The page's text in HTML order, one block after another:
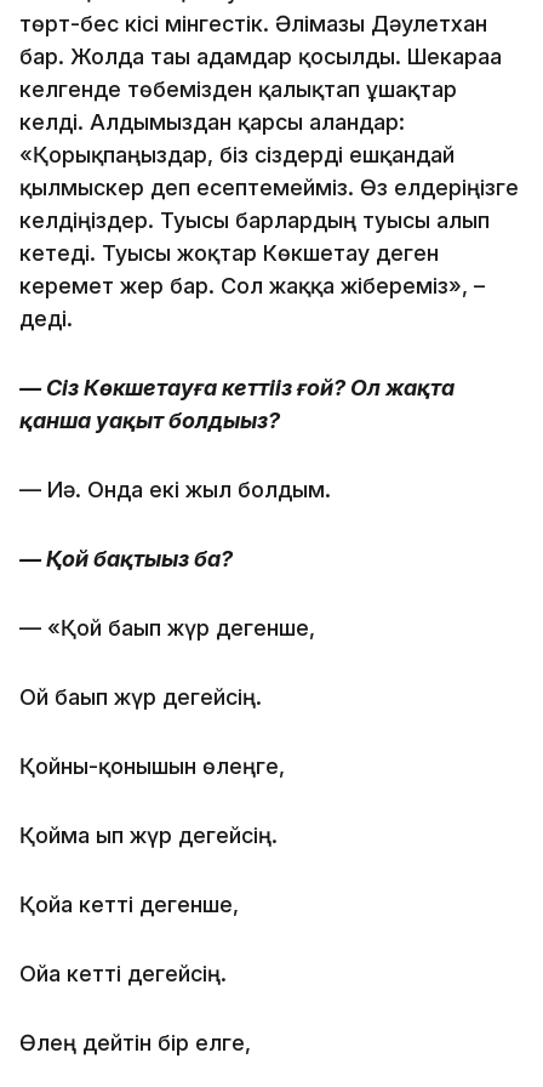
төрт-бес кісі мінгестік. Әлімғазы Дәулетхан
бар. Жолда тағы адамдар қосылды. Шекараға
келгенде төбемізден қалықтап ұшақтар
келді. Алдымыздан қарсы алғандар:
«Қорықпаңыздар, біз сіздерді ешқандай
қылмыскер деп есептемейміз. Өз елдеріңізге
келдіңіздер. Туысы барлардың туысы алып
кетеді. Туысы жоқтар Көкшетау деген
керемет жер бар. Сол жаққа жібереміз», –
деді.
— Сіз Көкшетауға кеттіңіз ғой? Ол жақта
қанша уақыт болдыңыз?
— Иә. Онда екі жыл болдым.
— Қой бақтыңыз ба?
— «Қой бағып жүр дегенше,
Ой бағып жүр дегейсің.
Қойны-қонышын өлеңге,
Қойма ғып жүр дегейсің.
Қойға кетті дегенше,
Ойға кетті дегейсің.
Өлең дейтін бір елге,